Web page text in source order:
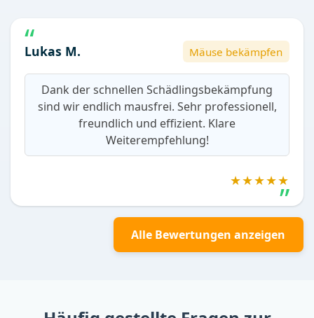
Lukas M. Mäuse bekämpfen
Dank der schnellen Schädlingsbekämpfung
sind wir endlich mausfrei. Sehr professionell,
freundlich und effizient. Klare
Weiterempfehlung!
★★★★★
Alle Bewertungen anzeigen